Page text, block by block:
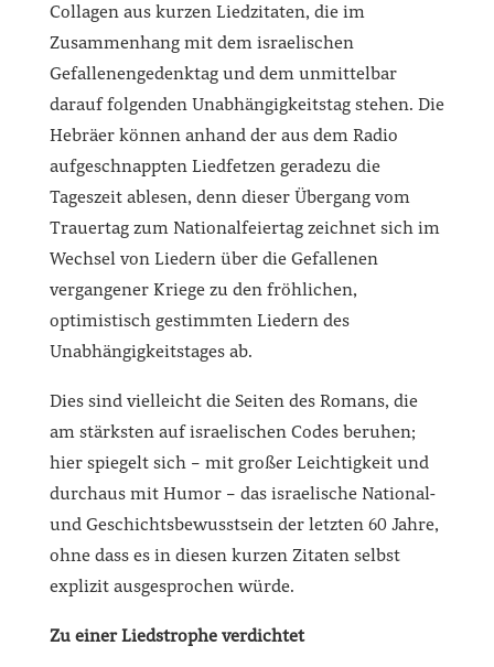
Collagen aus kurzen Liedzitaten, die im
Zusammenhang mit dem israelischen
Gefallenengedenktag und dem unmittelbar
darauf folgenden Unabhängigkeitstag stehen. Die
Hebräer können anhand der aus dem Radio
aufgeschnappten Liedfetzen geradezu die
Tageszeit ablesen, denn dieser Übergang vom
Trauertag zum Nationalfeiertag zeichnet sich im
Wechsel von Liedern über die Gefallenen
vergangener Kriege zu den fröhlichen,
optimistisch gestimmten Liedern des
Unabhängigkeitstages ab.
Dies sind vielleicht die Seiten des Romans, die
am stärksten auf israelischen Codes beruhen;
hier spiegelt sich – mit großer Leichtigkeit und
durchaus mit Humor – das israelische National-
und Geschichtsbewusstsein der letzten 60 Jahre,
ohne dass es in diesen kurzen Zitaten selbst
explizit ausgesprochen würde.
Zu einer Liedstrophe verdichtet